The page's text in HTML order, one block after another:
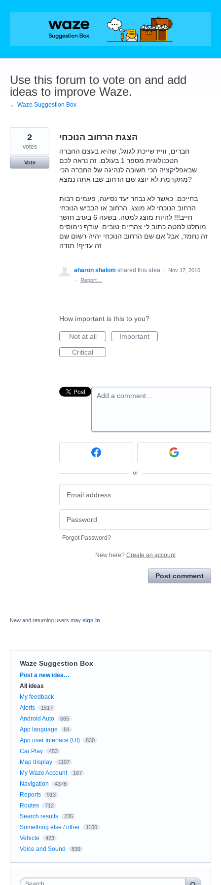
Skip
Use this forum to vote on and add
ideas to improve Waze.
← Waze Suggestion Box
הצגת הרחוב הנוכחי
חברים, ווייז שייכת לגוגל, שהיא בעצם החברה
הטכנולוגית מספר 1 בעולם. זה נראה לכם
שבאפליקציה הכי חשובה לנהיגה של החברה הכי
מתקדמת לא יוצג שם הרחוב שבו אתה נמצא?
בחייכם. כאשר לא נבחר יעד נסיעה, פעמים רבות
הרחוב הנוכחי לא מוצג. הרחוב או הכביש הנוכחי
חייב!!! להיות מוצג למטה. בשעה 6 בערב חושך
מוחלט למטה כתוב לי צהריים טובים. עודף נימוסים
זה נחמד, אבל אם שם הרחוב הנוכחי יהיה רשום שם
זה עדיף! תודה
2
votes
Vote
aharon shalom shared this idea ·
Nov 17, 2016
·
Report…
How important is this to you?
Not at all
Important
Critical
Add a comment…
or
Forgot Password?
New here? Create an account
Post comment
New and returning users may sign in
Waze Suggestion Box
Categories
Post a new idea…
All ideas
My feedback
Alerts
1517
Android Auto 665
App language 84
App user Interface (UI) 830
Car Play 453
Map display 1107
My Waze Account 167
Navigation 4378
Reports 913
Routes 712
Search results 235
Something else / other 1150
Vehicle 423
Voice and Sound 839